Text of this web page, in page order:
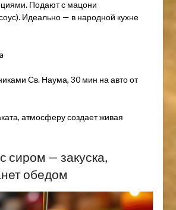
Подают с мацони
Идеально — в народной кухне
Св. Наума, 30 мин на авто от
атмосферу создает живая
сиром — закуска,
обедом